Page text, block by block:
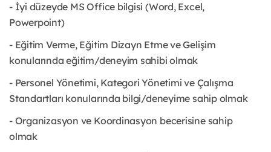
- İyi düzeyde MS Office bilgisi (Word, Excel,
Powerpoint)
- Eğitim Verme, Eğitim Dizayn Etme ve Gelişim
konularında eğitim/deneyim sahibi olmak
- Personel Yönetimi, Kategori Yönetimi ve Çalışma
Standartları konularında bilgi/deneyime sahip olmak
- Organizasyon ve Koordinasyon becerisine sahip
olmak